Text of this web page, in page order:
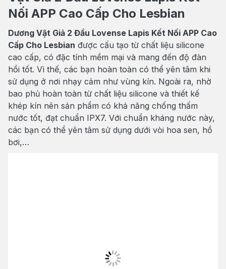
Nối APP Cao Cấp Cho Lesbian
Dương Vật Giả 2 Đầu Lovense Lapis Kết Nối APP Cao
Cấp Cho Lesbian được cấu tạo từ chất liệu silicone
cao cấp, có đặc tính mềm mại và mang đến độ đàn
hồi tốt. Vì thế, các bạn hoàn toàn có thể yên tâm khi
sử dụng ở nơi nhạy cảm như vùng kín. Ngoài ra, nhờ
bao phủ hoàn toàn từ chất liệu silicone và thiết kế
khép kín nên sản phẩm có khả năng chống thấm
nước tốt, đạt chuẩn IPX7. Với chuẩn kháng nước này,
các bạn có thể yên tâm sử dụng dưới vòi hoa sen, hồ
bơi,…